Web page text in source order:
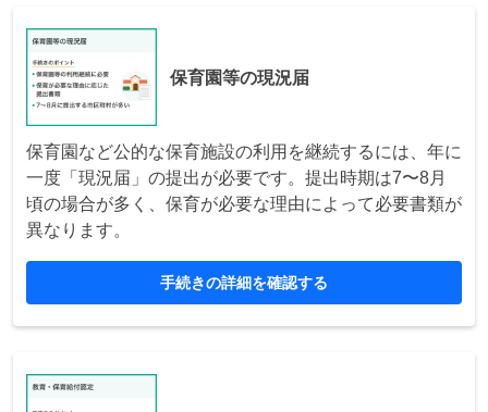
保育園等の現況届
保育園など公的な保育施設の利用を継続するには、年に
一度「現況届」の提出が必要です。提出時期は7〜8月
頃の場合が多く、保育が必要な理由によって必要書類が
異なります。
手続きの詳細を確認する